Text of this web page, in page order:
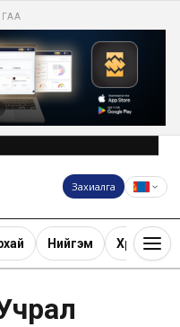
Захиалга
Нийгэм Хөрөнгө